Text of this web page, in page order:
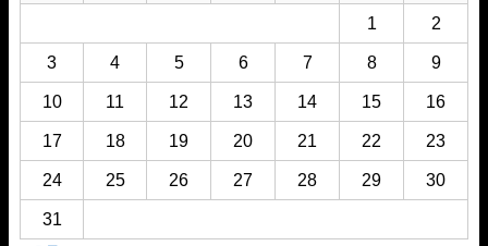
1 2
3 4 5 6 7 8 9
10 11 12 13 14 15 16
17 18 19 20 21 22 23
24 25 26 27 28 29 30
31